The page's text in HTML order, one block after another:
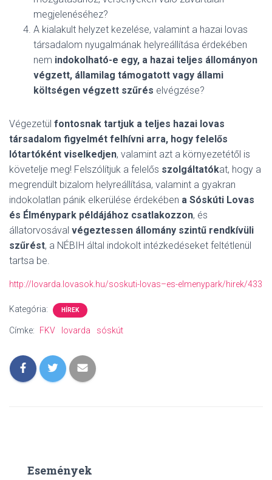
megjelenéséhez?
A kialakult helyzet kezelése, valamint a hazai lovas
társadalom nyugalmának helyreállítása érdekében
nem indokolható-e egy, a hazai teljes állományon
végzett, államilag támogatott vagy állami
költségen végzett szűrés elvégzése?
Végezetül fontosnak tartjuk a teljes hazai lovas
társadalom figyelmét felhívni arra, hogy felelős
lótartóként viselkedjen, valamint azt a környezetétől is
követelje meg! Felszólítjuk a felelős szolgáltatókat, hogy a
megrendült bizalom helyreállítása, valamint a gyakran
indokolatlan pánik elkerülése érdekében a Sóskúti Lovas
és Élménypark példájához csatlakozzon, és
állatorvosával végeztessen állomány szintű rendkívüli
szűrést, a NÉBIH által indokolt intézkedéseket feltétlenül
tartsa be.
http://lovarda.lovasok.hu/soskuti-lovas–es-elmenypark/hirek/433
Kategória: HÍREK
Címke: FKV lovarda sóskút
Események